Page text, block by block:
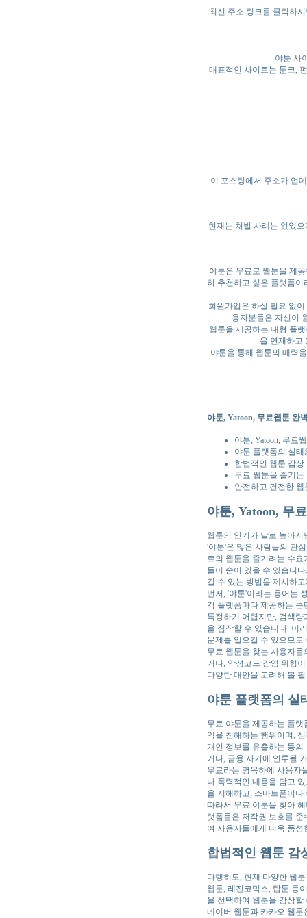
최신 주소 링크를 클릭하
야툰 사
대표적인 사이트는 툰코,
이 포스팅에서 주소가 업
현재는 처벌 사례는 없었
야툰은 무료로 웹툰을 제
히 추천하고 싶은 플랫폼이
회원가입은 하실 필요 없
용자분들은 자신이
웹툰을 제공하는 대형 플
을 연재하고
야툰을 통해 웹툰의 매력
야툰, Yatoon, 무료웹툰 완
야툰, Yatoon, 무료
야툰 플랫폼의 실
합법적인 웹툰 감
무료 웹툰을 즐기
안전하고 건전한
야툰, Yatoon, 무
웹툰의 인기가 날로 높아
'야툰'은 많은 사람들의 관
르의 웹툰을 즐기려는 수
들이 숨어 있을 수 있습니
길 수 있는 방법을 제시하
먼저, '야툰'이라는 용어는
각 플랫폼마다 제공하는 콘
특정하기 어렵지만, 검색
을 짐작할 수 있습니다. 이
문제를 일으킬 수 있으므로
무료 웹툰을 찾는 사용자
거나, 악성코드 감염 위험
다양한 대안을 고려해 볼
야툰 플랫폼의 실
무료 야툰을 제공하는 플
익을 침해하는 행위이며,
개인 정보를 유출하는 등
거나, 금융 사기에 연루될
무료라는 명목하에 사용자
나 폭력적인 내용을 담고
을 저해하고, 스마트폰이
따라서 무료 야툰을 찾아
랫폼들은 저작권 보호를
여 사용자들에게 더욱 풍
합법적인 웹툰 감
다행히도, 현재 다양한 웹
웹툰, 레진코믹스, 탑툰 등
을 선택하여 웹툰을 감상할
네이버 웹툰과 카카오 웹